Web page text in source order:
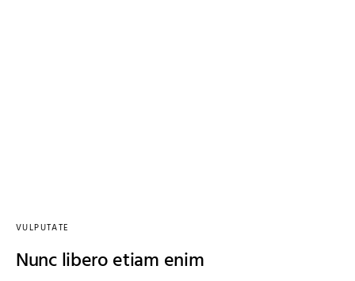
VULPUTATE
Nunc libero etiam enim